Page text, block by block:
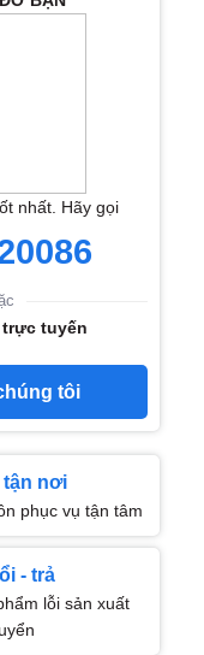
nhất. Hãy gọi
tuyến
tôi
tận nơi
phục vụ tận tâm
- trả
lỗi sản xuất